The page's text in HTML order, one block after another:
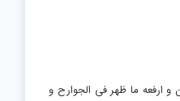
و ارفعه ما ظهر فی الجوارح و